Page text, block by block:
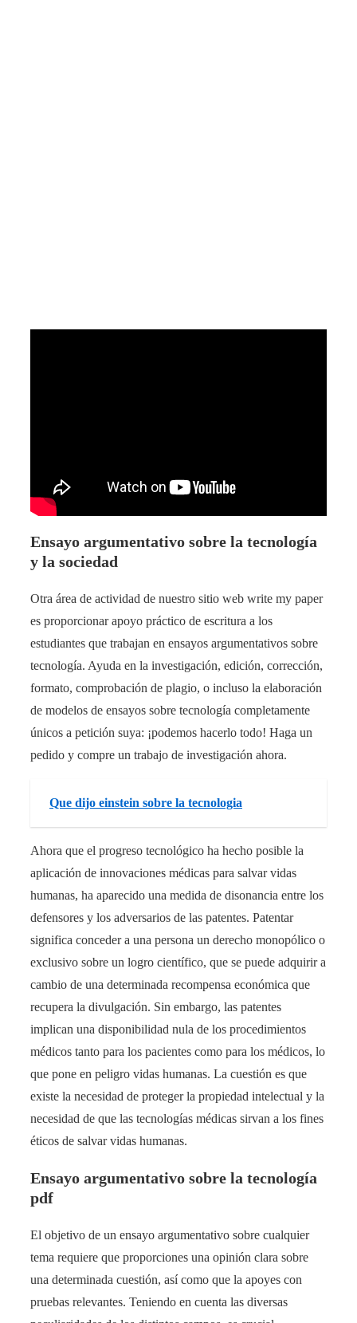
Ensayo argumentativo sobre la tecnología
y la sociedad
Otra área de actividad de nuestro sitio web write my paper
es proporcionar apoyo práctico de escritura a los
estudiantes que trabajan en ensayos argumentativos sobre
tecnología. Ayuda en la investigación, edición, corrección,
formato, comprobación de plagio, o incluso la elaboración
de modelos de ensayos sobre tecnología completamente
únicos a petición suya: ¡podemos hacerlo todo! Haga un
pedido y compre un trabajo de investigación ahora.
Que dijo einstein sobre la tecnologia
Ahora que el progreso tecnológico ha hecho posible la
aplicación de innovaciones médicas para salvar vidas
humanas, ha aparecido una medida de disonancia entre los
defensores y los adversarios de las patentes. Patentar
significa conceder a una persona un derecho monopólico o
exclusivo sobre un logro científico, que se puede adquirir a
cambio de una determinada recompensa económica que
recupera la divulgación. Sin embargo, las patentes
implican una disponibilidad nula de los procedimientos
médicos tanto para los pacientes como para los médicos, lo
que pone en peligro vidas humanas. La cuestión es que
existe la necesidad de proteger la propiedad intelectual y la
necesidad de que las tecnologías médicas sirvan a los fines
éticos de salvar vidas humanas.
Ensayo argumentativo sobre la tecnología
pdf
El objetivo de un ensayo argumentativo sobre cualquier
tema requiere que proporciones una opinión clara sobre
una determinada cuestión, así como que la apoyes con
pruebas relevantes. Teniendo en cuenta las diversas